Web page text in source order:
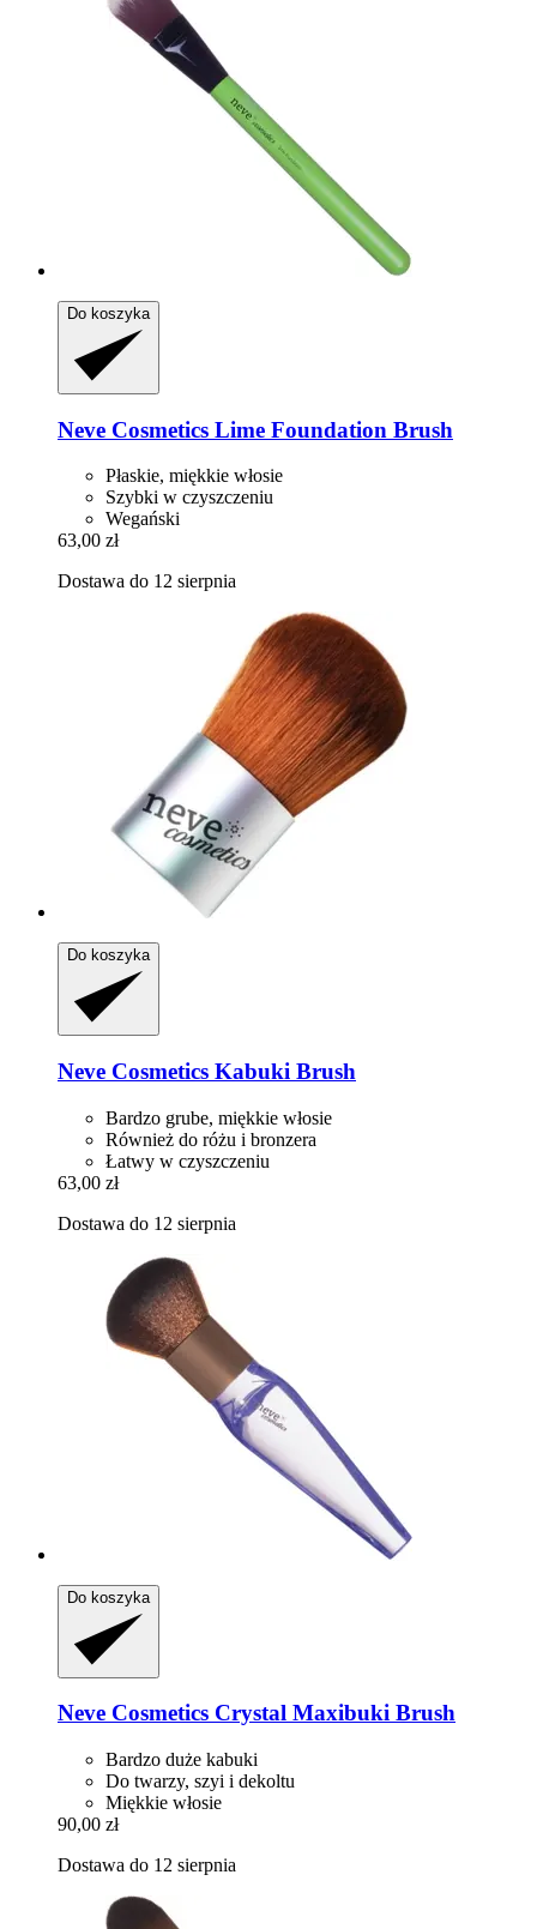
Do koszyka
Neve Cosmetics Lime Foundation Brush
Płaskie, miękkie włosie
Szybki w czyszczeniu
Wegański
63,00 zł
Dostawa do 12 sierpnia
Do koszyka
Neve Cosmetics Kabuki Brush
Bardzo grube, miękkie włosie
Również do różu i bronzera
Łatwy w czyszczeniu
63,00 zł
Dostawa do 12 sierpnia
Do koszyka
Neve Cosmetics Crystal Maxibuki Brush
Bardzo duże kabuki
Do twarzy, szyi i dekoltu
Miękkie włosie
90,00 zł
Dostawa do 12 sierpnia